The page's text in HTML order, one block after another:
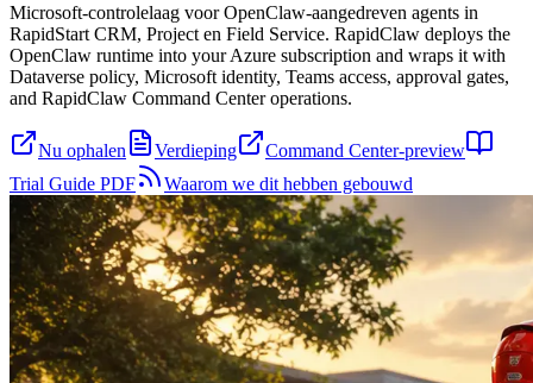
Microsoft-controlelaag voor OpenClaw-aangedreven agents in
RapidStart CRM, Project en Field Service. RapidClaw deploys the
OpenClaw runtime into your Azure subscription and wraps it with
Dataverse policy, Microsoft identity, Teams access, approval gates,
and RapidClaw Command Center operations.
Nu ophalen Verdieping
Command Center-preview
Trial Guide PDF
Waarom we dit hebben gebouwd